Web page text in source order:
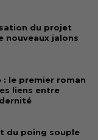
du projet
nouveaux jalons
: le premier roman
liens entre
du poing souple